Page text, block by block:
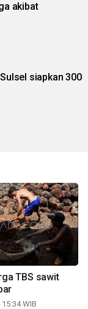
akibat
siapkan 300
TBS sawit
WIB